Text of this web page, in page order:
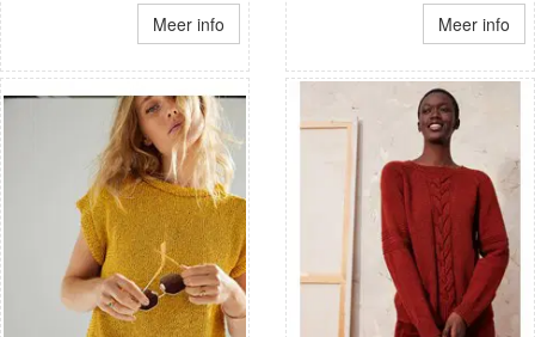
Meer info Meer info